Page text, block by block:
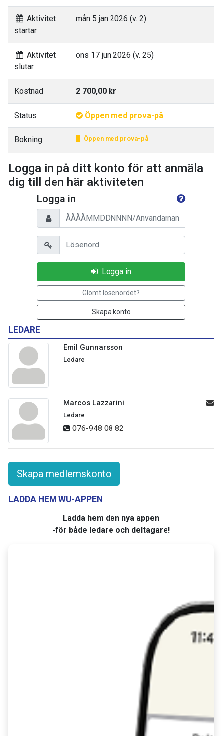
LEDARE
Emil Gunnarsson
Ledare
Marcos Lazzarini
Ledare
076-948 08 82
Skapa medlemskonto
LADDA HEM WU-APPEN
Ladda hem den nya appen
-för både ledare och deltagare!
Aktivitet
startar
mån 5 jan 2026 (v. 2)
Aktivitet
slutar
ons 17 jun 2026 (v. 25)
Kostnad 2 700,00 kr
Status Öppen med prova-på
Bokning Öppen med prova-på
Logga in på ditt konto för att anmäla
dig till den här aktiviteten
Logga in
Personnummer/Användarnamn
Lösenord
Logga in
Glömt lösenordet?
Skapa konto